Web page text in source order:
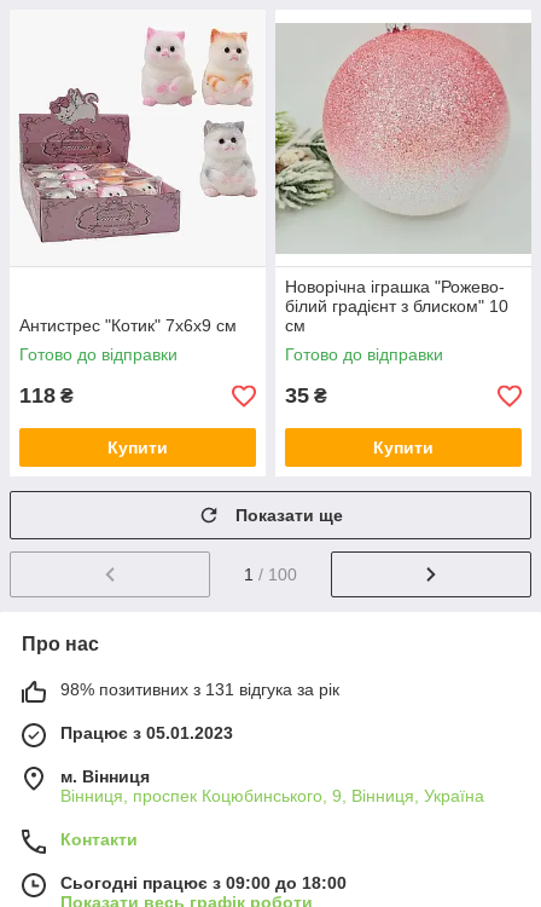
Антистрес "Котик" 7х6х9 см
Готово до відправки
118 ₴
Купити
Новорічна іграшка "Рожево-
білий градієнт з блиском" 10
см
Готово до відправки
35 ₴
Купити
Показати ще
1 / 100
Про нас
98% позитивних з 131 відгука за рік
Працює з 05.01.2023
м. Вінниця
Вінниця, проспек Коцюбинського, 9, Вінниця, Україна
Контакти
Сьогодні працює з 09:00 до 18:00
Показати весь графік роботи